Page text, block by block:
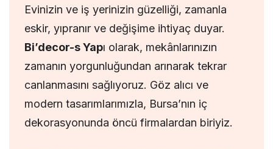
Evinizin ve iş yerinizin güzelliği, zamanla
eskir, yıpranır ve değişime ihtiyaç duyar.
Bi’decor-s Yapı olarak, mekânlarınızın
zamanın yorgunluğundan arınarak tekrar
canlanmasını sağlıyoruz. Göz alıcı ve
modern tasarımlarımızla, Bursa’nın iç
dekorasyonunda öncü firmalardan biriyiz.